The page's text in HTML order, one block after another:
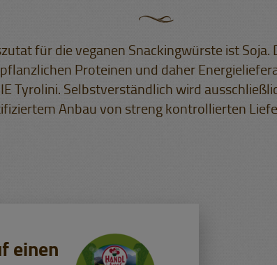
für die veganen Snackingwürste ist Soja.
Proteinen und daher
Tyrolini. Selbstverständlich wird
Anbau von streng kontrollierten
einen